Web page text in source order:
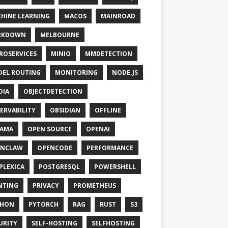
LEARNING MACOS MAINROAD
MELBOURNE
MINIO MMDETECTION
ROUTING MONITORING NODE.JS
OBJECTDETECTION
OBSIDIAN OFFLINE
OPEN SOURCE OPENAI
OPENCODE PERFORMANCE
POSTGRESQL POWERSHELL
PRIVACY PROMETHEUS
PYTORCH RAG RUST S3
SELF-HOSTING SELFHOSTING